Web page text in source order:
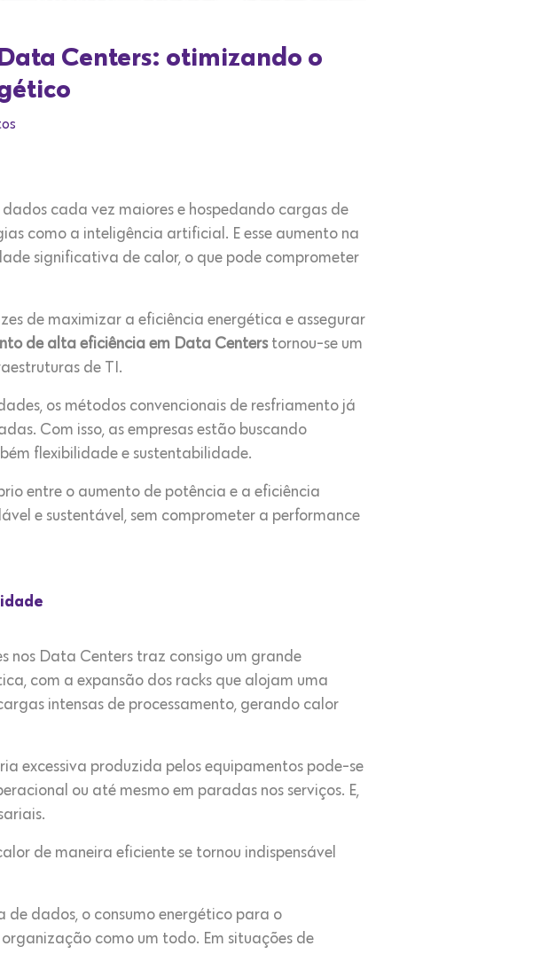
Centers: otimizando o
cada vez maiores e hospedando cargas de
como a inteligência artificial. E esse aumento na
significativa de calor, o que pode comprometer
de maximizar a eficiência energética e assegurar
de alta eficiência em Data Centerstornou-se um
de TI.
os métodos convencionais de resfriamento já
Com isso, as empresas estão buscando
flexibilidade e sustentabilidade.
entre o aumento de potência e a eficiência
e sustentável, sem comprometer a performance
nos Data Centers traz consigo um grande
com a expansão dos racks que alojam uma
intensas de processamento, gerando calor
excessiva produzida pelos equipamentos pode-se
ou até mesmo em paradas nos serviços. E,
de maneira eficiente se tornou indispensável
dados, o consumo energético para o
como um todo. Em situações de